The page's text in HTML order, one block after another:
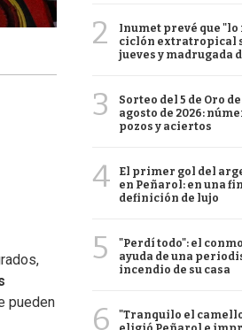
pueden
2
Inumet prevé que "lo
ciclón extratropical
jueves y madrugada
3
Sorteo del 5 de Oro
agosto de 2026:
pozos y aciertos
4
El primer gol del
en Peñarol: en una
definición de lujo
5
"Perdí todo": el
ayuda de una
incendio de su casa
6
"Tranquilo el